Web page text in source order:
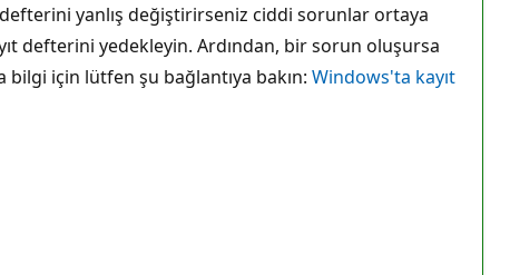
defterini yanlış değiştirirseniz ciddi sorunlar ortaya
defterini yedekleyin. Ardından, bir sorun oluşursa
için lütfen şu bağlantıya bakın: Windows'ta kayıt